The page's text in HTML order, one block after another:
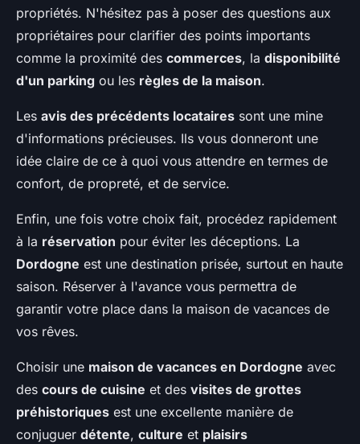
propriétés. N'hésitez pas à poser des questions aux
propriétaires pour clarifier des points importants
comme la proximité des commerces, la disponibilité
d'un parking ou les règles de la maison.
Les avis des précédents locataires sont une mine
d'informations précieuses. Ils vous donneront une
idée claire de ce à quoi vous attendre en termes de
confort, de propreté, et de service.
Enfin, une fois votre choix fait, procédez rapidement
à la réservation pour éviter les déceptions. La
Dordogne est une destination prisée, surtout en haute
saison. Réserver à l'avance vous permettra de
garantir votre place dans la maison de vacances de
vos rêves.
Choisir une maison de vacances en Dordogne avec
des cours de cuisine et des visites de grottes
préhistoriques est une excellente manière de
conjuguer détente, culture et plaisirs